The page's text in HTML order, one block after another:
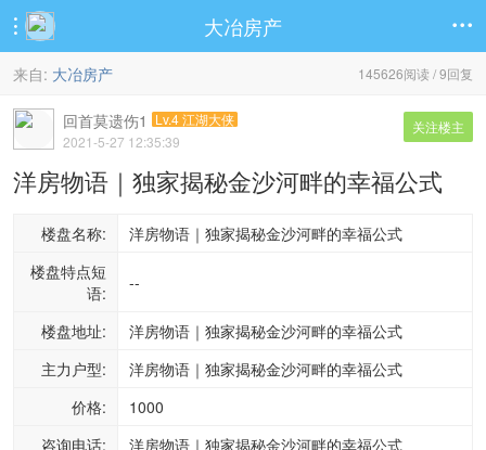
 大冶房产 
145626阅读 / 9回复
来自: 大冶房产
关注楼主
回首莫遗伤1
Lv.4 江湖大侠
2021-5-27 12:35:39
洋房物语｜独家揭秘金沙河畔的幸福公式
楼盘名称:
洋房物语｜独家揭秘金沙河畔的幸福公式
楼盘特点短
语:
--
楼盘地址:
洋房物语｜独家揭秘金沙河畔的幸福公式
主力户型:
洋房物语｜独家揭秘金沙河畔的幸福公式
价格:
1000
咨询电话:
洋房物语｜独家揭秘金沙河畔的幸福公式